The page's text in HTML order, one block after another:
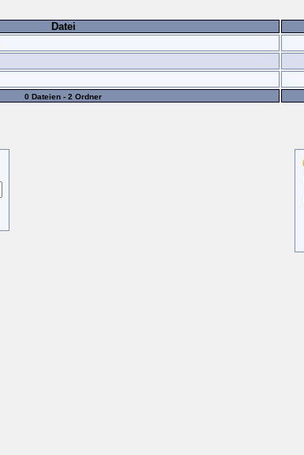
Datei
0 Dateien - 2 Ordner